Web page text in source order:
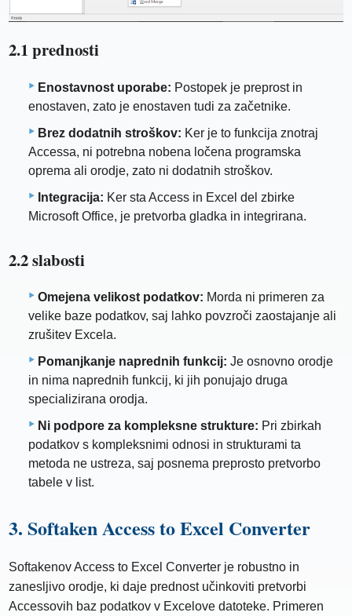
2.1 prednosti
Enostavnost uporabe: Postopek je preprost in
enostaven, zato je enostaven tudi za začetnike.
Brez dodatnih stroškov: Ker je to funkcija znotraj
Accessa, ni potrebna nobena ločena programska
oprema ali orodje, zato ni dodatnih stroškov.
Integracija: Ker sta Access in Excel del zbirke
Microsoft Office, je pretvorba gladka in integrirana.
2.2 slabosti
Omejena velikost podatkov: Morda ni primeren za
velike baze podatkov, saj lahko povzroči zaostajanje ali
zrušitev Excela.
Pomanjkanje naprednih funkcij: Je osnovno orodje
in nima naprednih funkcij, ki jih ponujajo druga
specializirana orodja.
Ni podpore za kompleksne strukture: Pri zbirkah
podatkov s kompleksnimi odnosi in strukturami ta
metoda ne ustreza, saj posnema preprosto pretvorbo
tabele v list.
3. Softaken Access to Excel Converter
Softakenov Access to Excel Converter je robustno in
zanesljivo orodje, ki daje prednost učinkoviti pretvorbi
Accessovih baz podatkov v Excelove datoteke. Primeren